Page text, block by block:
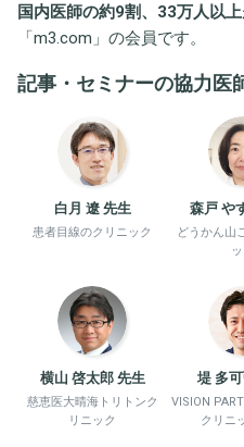
国内医師の約9割、33万人以上
「m3.com 」の会員です。
記事・セミナーの協力医
白月 遼 先生
患者目線のクリニック
森戸 や
どうかん山
横山 啓太郎 先生
慈恵医大晴海トリトンク
リニック
堤 多
VISION
クリニ